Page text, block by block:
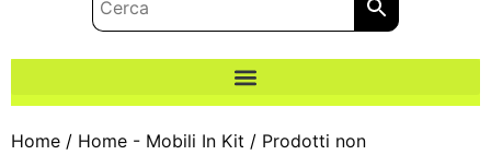
Home / Home - Mobili In Kit / Prodotti non